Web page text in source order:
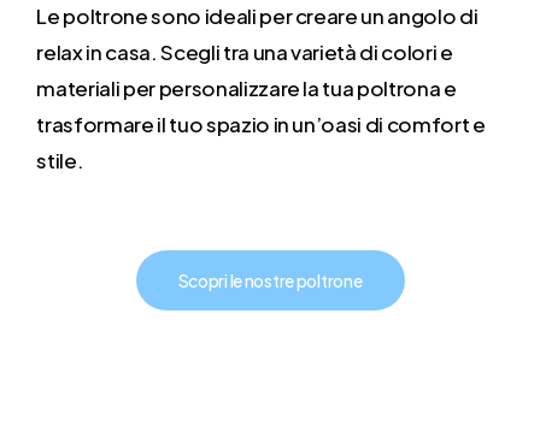
Le poltrone sono ideali per creare un angolo di
relax in casa. Scegli tra una varietà di colori e
materiali per personalizzare la tua poltrona e
trasformare il tuo spazio in un’oasi di comfort e
stile.
Scopri le nostre poltrone